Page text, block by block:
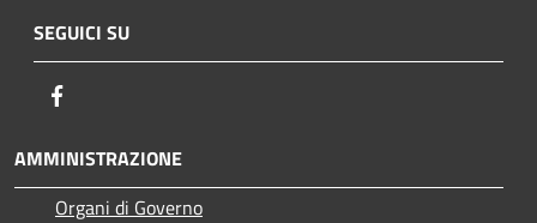
SEGUICI SU
AMMINISTRAZIONE
Organi di Governo